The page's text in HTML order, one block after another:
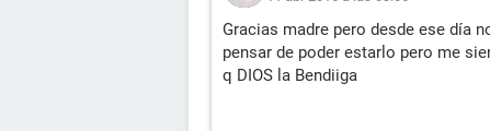
Gracias madre pero desde ese día
pensar de poder estarlo pero me
q DIOS la Bendiiga